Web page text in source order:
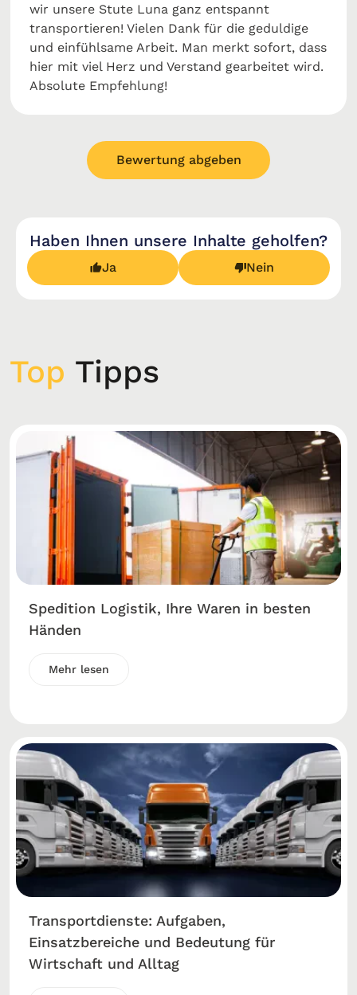
wir unsere Stute Luna ganz entspannt
transportieren! Vielen Dank für die geduldige
und einfühlsame Arbeit. Man merkt sofort, dass
hier mit viel Herz und Verstand gearbeitet wird.
Absolute Empfehlung!
Bewertung abgeben
Haben Ihnen unsere Inhalte geholfen?
Ja Nein
Top Tipps
Spedition Logistik, Ihre Waren in besten
Händen
Mehr lesen
Transportdienste: Aufgaben,
Einsatzbereiche und Bedeutung für
Wirtschaft und Alltag